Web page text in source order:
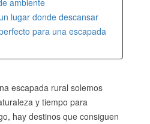
ambiente
lugar donde descansar
para una escapada
escapada rural solemos
y tiempo para
hay destinos que consiguen